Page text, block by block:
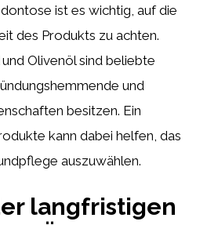
ist es wichtig, auf die
des Produkts zu achten.
Olivenöl sind beliebte
und
besitzen. Ein
kann dabei helfen, das
auszuwählen.
langfristigen